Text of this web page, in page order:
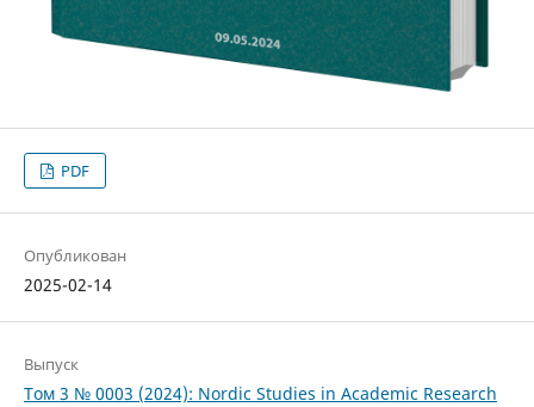
PDF
Опубликован
2025-02-14
Выпуск
Том 3 № 0003 (2024): Nordic Studies in Academic Research